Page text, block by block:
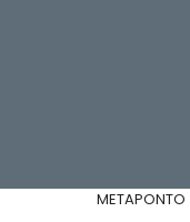
METAPONTO